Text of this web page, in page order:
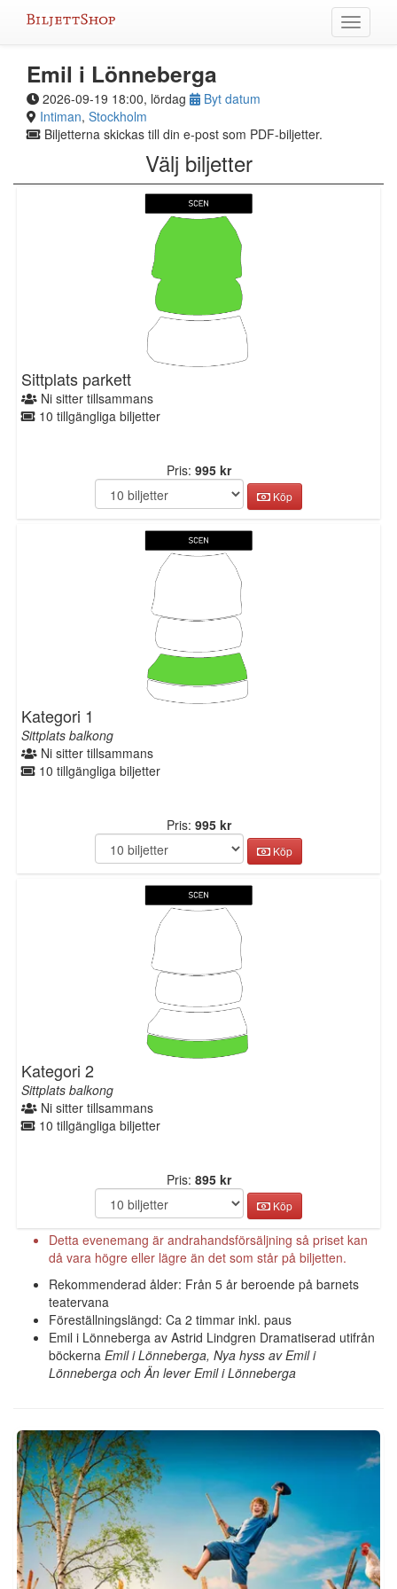
Växla
meny
Emil i Lönneberga
2026-09-19 18:00, lördag
Byt datum
Intiman, Stockholm
Biljetterna skickas till din e-post som PDF-biljetter.
Välj biljetter
Sittplats parkett
Ni sitter tillsammans
10 tillgängliga biljetter
Pris: 995 kr
Köp
Kategori 1
Sittplats balkong
Ni sitter tillsammans
10 tillgängliga biljetter
Pris: 995 kr
Köp
Kategori 2
Sittplats balkong
Ni sitter tillsammans
10 tillgängliga biljetter
Pris: 895 kr
Köp
Detta evenemang är andrahandsförsäljning så priset kan
då vara högre eller lägre än det som står på biljetten.
Rekommenderad ålder: Från 5 år beroende på barnets
teatervana
Föreställningslängd: Ca 2 timmar inkl. paus
Emil i Lönneberga av Astrid Lindgren Dramatiserad utifrån
böckerna Emil i Lönneberga, Nya hyss av Emil i
Lönneberga och Än lever Emil i Lönneberga